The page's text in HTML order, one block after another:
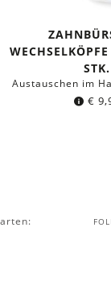
STK.
Austauschen im
€